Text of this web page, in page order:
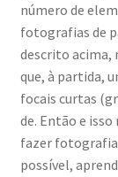
Livros
Patrocínio a
TOP 10
número de
fotografias de
descrito acima,
que, à partida,
focais curtas
de. Então e isso
fazer
possível,